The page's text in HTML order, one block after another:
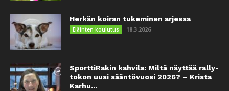
Herkän koiran tukeminen arjessa
Eläinten koulutus 18.3.2026
SporttiRakin kahvila: Miltä näyttää rally-
tokon uusi sääntövuosi 2026? – Krista
Karhu...